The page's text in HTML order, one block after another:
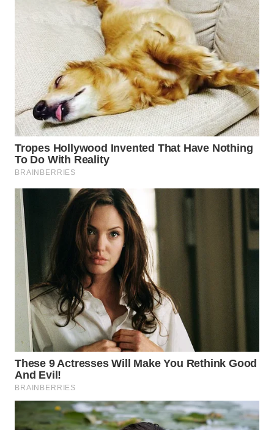
INDRAMAYU
WN
KUNINGAN
WN
MAJALENGKA
WN
SUBANG
WN
WN
PURWAKARTA
WN
PRIANGAN
TIMUR
WN
SEMARANG
WN
SOLO